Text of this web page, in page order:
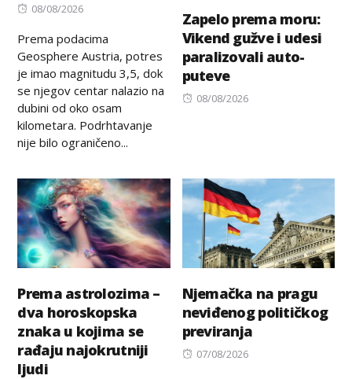
Posted
08/08/2026
Prema podacima
Geosphere Austria, potres
je imao magnitudu 3,5, dok
se njegov centar nalazio na
dubini od oko osam
kilometara. Podrhtavanje
nije bilo ograničeno...
Zapelo prema moru:
Vikend gužve i udesi
paralizovali auto-
puteve
Posted
08/08/2026
Prema astrolozima –
dva horoskopska
znaka u kojima se
rađaju najokrutniji
ljudi
Njemačka na pragu
neviđenog političkog
previranja
Posted
07/08/2026